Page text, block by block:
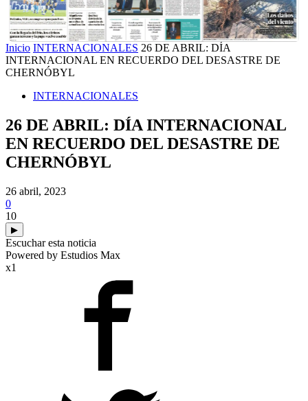
Inicio INTERNACIONALES 26 DE ABRIL: DÍA
INTERNACIONAL EN RECUERDO DEL DESASTRE DE
CHERNÓBYL
INTERNACIONALES
26 DE ABRIL: DÍA INTERNACIONAL
EN RECUERDO DEL DESASTRE DE
CHERNÓBYL
26 abril, 2023
0
10
▶
Escuchar esta noticia
Powered by Estudios Max
x1